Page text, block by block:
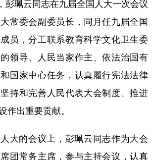
珮云同志在九届全国人大一次会议
大常委会副委员长，同月任九届全国
员，分工联系教育科学文化卫生委
领导、人民当家作主、依法治国有
国家中心任务，认真履行宪法法律
持和完善人民代表大会制度、推进
作出重要贡献。
的会议上，彭珮云同志作为大会
团常务主席，参与主持会议，认真